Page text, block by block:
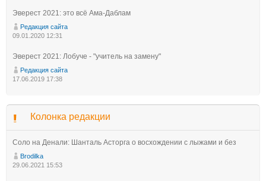
Эверест 2021: это всё Ама-Даблам
Редакция сайта
09.01.2020 12:31
Эверест 2021: Лобуче - "учитель на замену"
Редакция сайта
17.06.2019 17:38
Колонка редакции
Соло на Денали: Шанталь Асторга о восхождении с лыжами и без
Brodilka
29.06.2021 15:53